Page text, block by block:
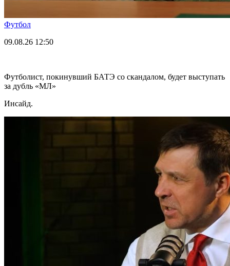
Футбол
09.08.26 12:50
Футболист, покинувший БАТЭ со скандалом, будет выступать
за дубль «МЛ»
Инсайд.